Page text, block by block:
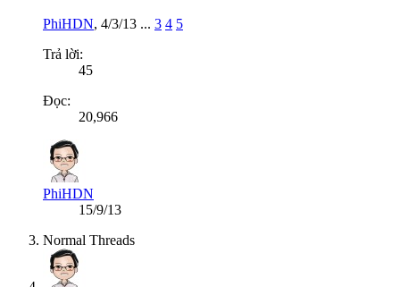
PhiHDN, 4/3/13 ... 3 4 5
Trả lời:
45
Đọc:
20,966
PhiHDN
15/9/13
Normal Threads